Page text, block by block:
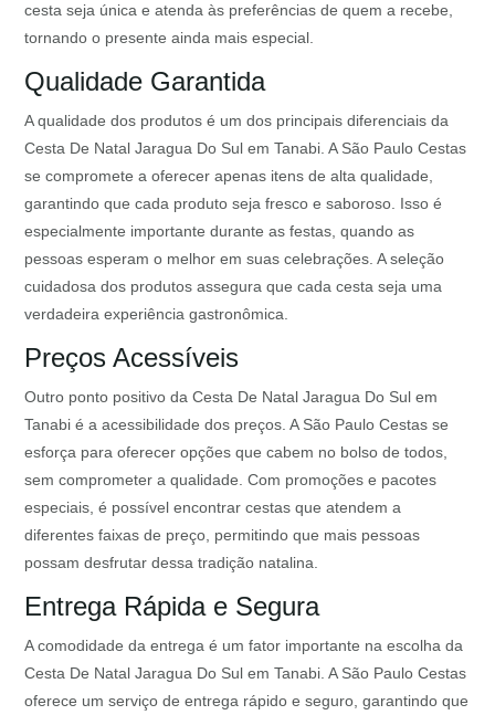
cesta seja única e atenda às preferências de quem a recebe,
tornando o presente ainda mais especial.
Qualidade Garantida
A qualidade dos produtos é um dos principais diferenciais da
Cesta De Natal Jaragua Do Sul em Tanabi. A São Paulo Cestas
se compromete a oferecer apenas itens de alta qualidade,
garantindo que cada produto seja fresco e saboroso. Isso é
especialmente importante durante as festas, quando as
pessoas esperam o melhor em suas celebrações. A seleção
cuidadosa dos produtos assegura que cada cesta seja uma
verdadeira experiência gastronômica.
Preços Acessíveis
Outro ponto positivo da Cesta De Natal Jaragua Do Sul em
Tanabi é a acessibilidade dos preços. A São Paulo Cestas se
esforça para oferecer opções que cabem no bolso de todos,
sem comprometer a qualidade. Com promoções e pacotes
especiais, é possível encontrar cestas que atendem a
diferentes faixas de preço, permitindo que mais pessoas
possam desfrutar dessa tradição natalina.
Entrega Rápida e Segura
A comodidade da entrega é um fator importante na escolha da
Cesta De Natal Jaragua Do Sul em Tanabi. A São Paulo Cestas
oferece um serviço de entrega rápido e seguro, garantindo que